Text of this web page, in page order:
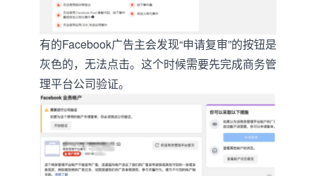
有的Facebook广告主会发现“申请复审”的按钮是
灰色的，无法点击。这个时候需要先完成商务管
理平台公司验证。